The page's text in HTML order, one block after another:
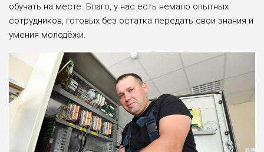
обучать на месте. Благо, у нас есть немало опытных
сотрудников, готовых без остатка передать свои знания и
умения молодёжи.